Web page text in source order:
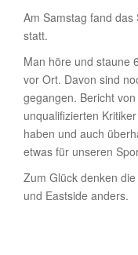
Am Samstag fand
statt.
Man höre und staune
vor Ort. Davon sind
gegangen. Bericht
unqualifizierten
haben und auch
etwas für unseren
Zum Glück denken
und Eastside anders.